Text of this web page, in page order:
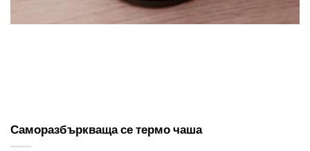
Саморазбъркваща се термо чаша